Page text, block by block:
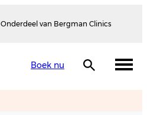
Onderdeel van Bergman Clinics
Boek nu